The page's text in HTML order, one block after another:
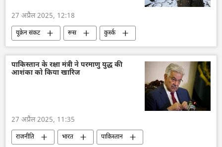
27 अप्रैल 2025, 12:18
यूक्रेन संकट रूस
कुर्स्क
विशेष सैन्य अभियान
रूसी सेना
व्लादिमीर पुतिन
यूक्रेन यूक्रेन सशस्त्र बल
पाकिस्तान के रक्षा मंत्री ने परमाणु युद्ध की
आशंका को किया खारिज
27 अप्रैल 2025, 11:35
राजनीति भारत
पाकिस्तान